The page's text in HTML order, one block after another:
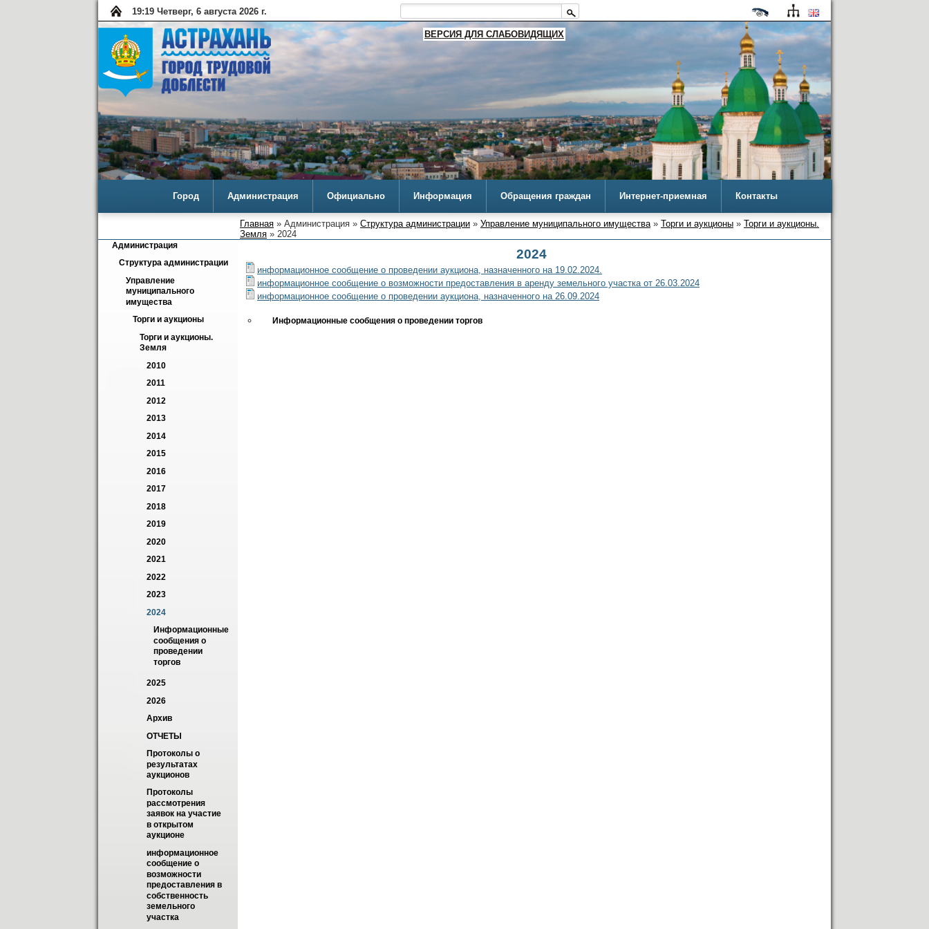
19:19 Четверг, 6 августа 2026 г.
ВЕРСИЯ ДЛЯ СЛАБОВИДЯЩИХ
Город Администрация Официально Информация Обращения граждан Интернет-приемная Контакты
Главная » Администрация » Структура администрации » Управление муниципального имущества» Торги и аукционы » Торги и аукционы.
Земля » 2024
Администрация
Структура администрации
Управление
муниципального
имущества
Торги и аукционы
Торги и аукционы.
Земля
2010
2011
2012
2013
2014
2015
2016
2017
2018
2019
2020
2021
2022
2023
2024
Информационные
сообщения о
проведении
торгов
2025
2026
Архив
ОТЧЕТЫ
Протоколы о
результатах
аукционов
Протоколы
рассмотрения
заявок на участие
в открытом
аукционе
информационное
сообщение о
возможности
предоставления в
собственность
земельного
участка
2024
информационное сообщение о проведении аукциона, назначенного на 19.02.2024.
информационное сообщение о возможности предоставления в аренду земельного участка от 26.03.2024
информационное сообщение о проведении аукциона, назначенного на 26.09.2024
Информационные сообщения о проведении торгов